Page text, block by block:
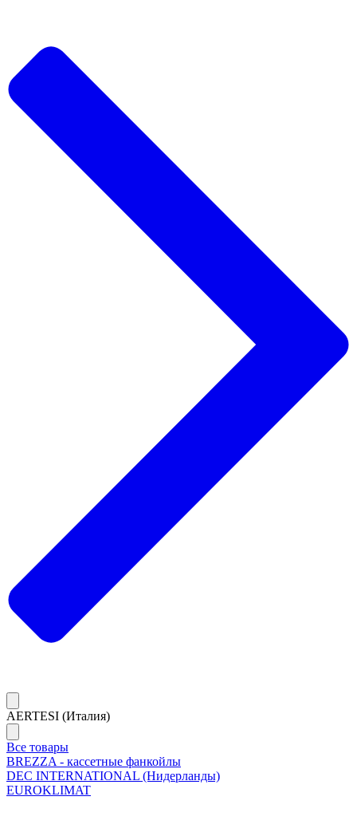
AERTESI (Италия)
Все товары
BREZZA - кассетные фанкойлы
DEC INTERNATIONAL (Нидерланды)
EUROKLIMAT